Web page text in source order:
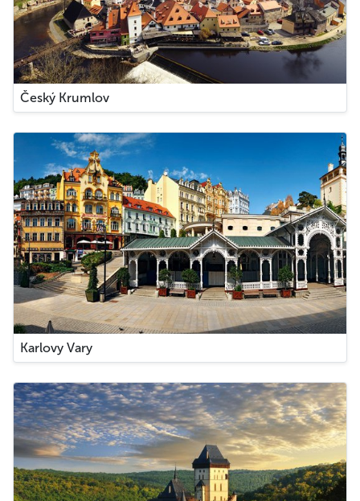
Český Krumlov
Karlovy Vary